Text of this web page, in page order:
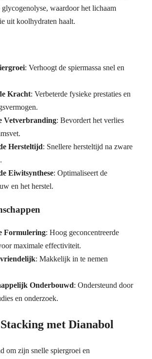
waardoor het lichaam
uit koolhydraten haalt.
: Verhoogt de spiermassa snel en
Kracht: Verbeterde fysieke prestaties en
Vetverbranding: Bevordert het verlies
Hersteltijd: Snellere hersteltijd na zware
Eiwitsynthese: Optimaliseert de
en het herstel.
Formulering: Hoog geconcentreerde
maximale effectiviteit.
: Makkelijk in te nemen
Onderbouwd: Ondersteund door
en onderzoek.
met Dianabol
om zijn snelle spiergroei en